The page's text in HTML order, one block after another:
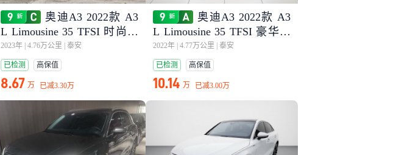
奥迪A3 2022款 A3
L Limousine 35 TFSI 时尚运
动型
2023年 4.76万公里 泰安
已检测 高保值
8.67 万 已减3.30万
奥迪A3 2022款 A3
L Limousine 35 TFSI 豪华运
动型
2022年 4.77万公里 泰安
已检测 高保值
10.14 万 已减3.00万